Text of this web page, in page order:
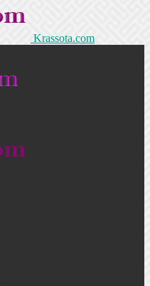
Krassota.com